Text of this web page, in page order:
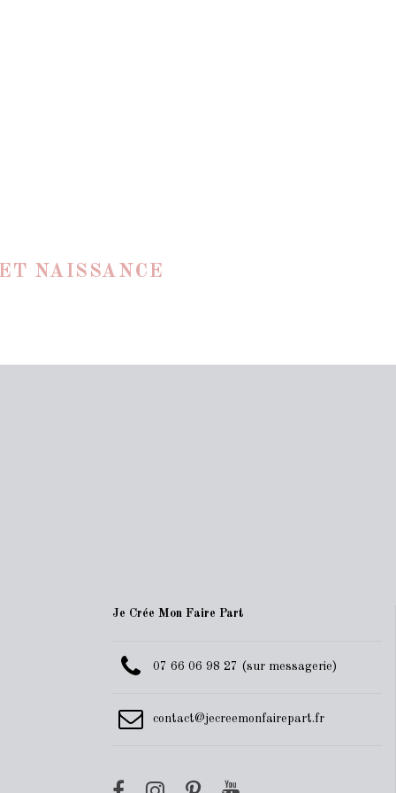
NAISSANCE
Je Crée Mon Faire Part
07 66 06 98 27 (sur messagerie)
contact@jecreemonfairepart.fr